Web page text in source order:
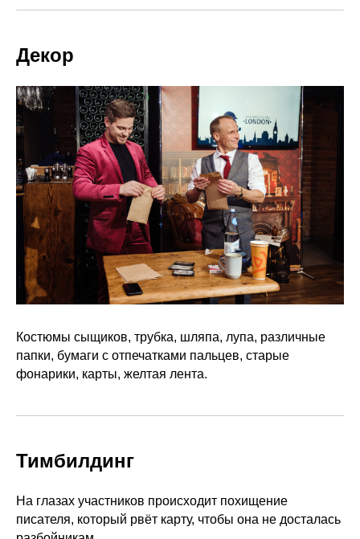
Декор
Костюмы сыщиков, трубка, шляпа, лупа, различные
папки, бумаги с отпечатками пальцев, старые
фонарики, карты, желтая лента.
Тимбилдинг
На глазах участников происходит похищение
писателя, который рвёт карту, чтобы она не досталась